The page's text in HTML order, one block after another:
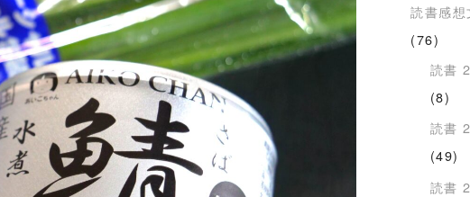
読書感想
(76)
読書
(8)
読書
(49)
読書